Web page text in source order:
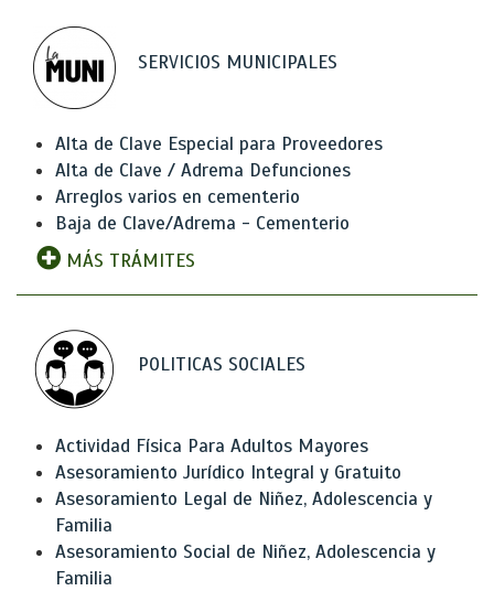
SERVICIOS MUNICIPALES
Alta de Clave Especial para Proveedores
Alta de Clave / Adrema Defunciones
Arreglos varios en cementerio
Baja de Clave/Adrema - Cementerio
MÁS TRÁMITES
POLITICAS SOCIALES
Actividad Física Para Adultos Mayores
Asesoramiento Jurídico Integral y Gratuito
Asesoramiento Legal de Niñez, Adolescencia y
Familia
Asesoramiento Social de Niñez, Adolescencia y
Familia